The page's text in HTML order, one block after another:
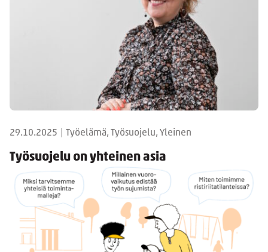
29.10.2025 Työelämä, Työsuojelu, Yleinen
Työsuojelu on yhteinen asia